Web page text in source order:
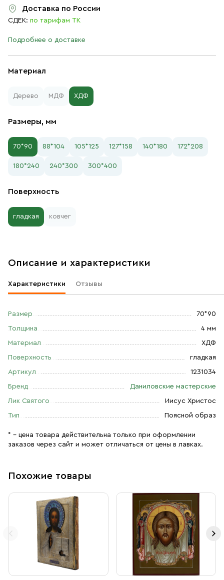
Материал
Дерево МДФ ХДФ
Размеры, мм
70*90 88*104 105*125 127*158 140*180 172*208
180*240 240*300 300*400
Поверхность
гладкая ковчег
Доставка по России
СДЕК: по тарифам ТК
Подробнее о доставке
Описание и характеристики
Характеристики Отзывы
Размер 70*90
Толщина 4 мм
Материал ХДФ
Поверхность гладкая
Артикул 1231034
Бренд Даниловские мастерские
Лик Святого Иисус Христос
Тип Поясной образ
* – цена товара действительна только при оформлении
заказов через сайт и может отличаться от цены в лавках.
Похожие товары